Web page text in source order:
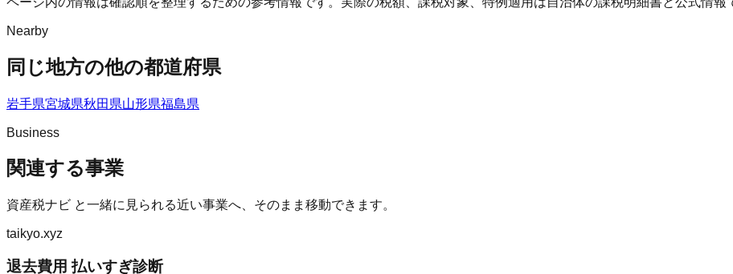
Nearby
同じ地方の他の都道府県
岩手県宮城県秋田県山形県福島県
Business
関連する事業
資産税ナビ と一緒に見られる近い事業へ、そのまま移動できます。
taikyo.xyz
退去費用 払いすぎ診断